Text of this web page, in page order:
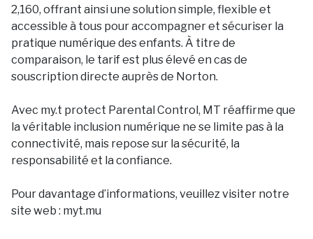
2,160, offrant ainsi une solution simple, flexible et
accessible à tous pour accompagner et sécuriser la
pratique numérique des enfants. À titre de
comparaison, le tarif est plus élevé en cas de
souscription directe auprès de Norton.
Avec my.t protect Parental Control, MT réaffirme que
la véritable inclusion numérique ne se limite pas à la
connectivité, mais repose sur la sécurité, la
responsabilité et la confiance.
Pour davantage d’informations, veuillez visiter notre
site web : myt.mu